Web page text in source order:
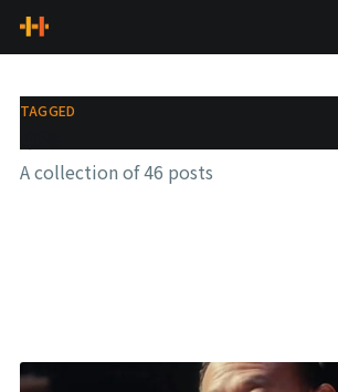
TAGGED
A collection of 46 posts